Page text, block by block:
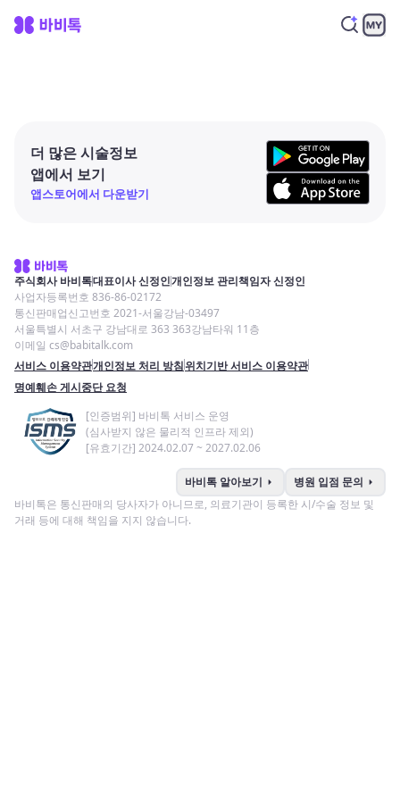
더 많은 시술정보
앱에서 보기
앱스토어에서 다운받기
주식회사 바비톡대표이사 신정인개인정보 관리책임자 신정인
사업자등록번호 836-86-02172
통신판매업신고번호 2021-서울강남-03497
서울특별시 서초구 강남대로 363 363강남타워 11층
이메일 cs@babitalk.com
서비스 이용약관개인정보 처리 방침위치기반 서비스 이용약관
명예훼손 게시중단 요청
[인증범위] 바비톡 서비스 운영
(심사받지 않은 물리적 인프라 제외)
[유효기간] 2024.02.07 ~ 2027.02.06
바비톡 알아보기 arrow_right 병원 입점 문의 arrow_right
바비톡은 통신판매의 당사자가 아니므로, 의료기관이 등록한 시/수술 정보 및
거래 등에 대해 책임을 지지 않습니다.